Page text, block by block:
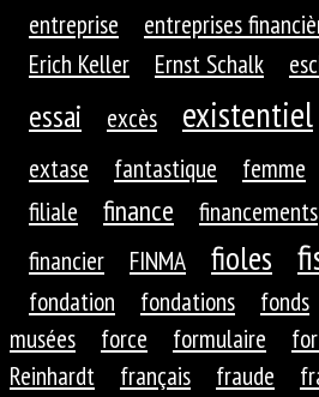
entreprise
entreprises
Erich Keller Ernst Schalk
essai excès existentiel
extase fantastique femme
filiale finance financements
financier
FINMA fioles
fondation fondations fonds
musées
force formulaire
Reinhardt
français fraude